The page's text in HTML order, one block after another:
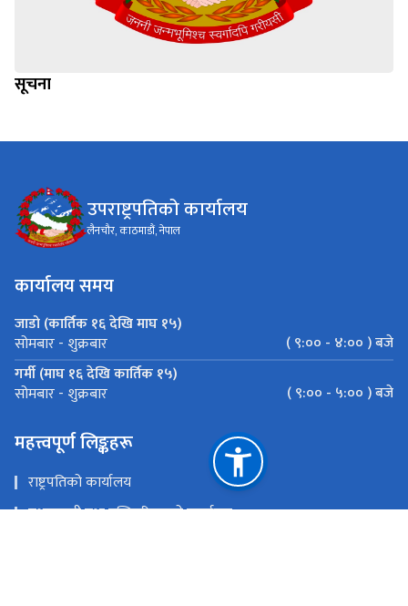
सूचना
उपराष्ट्रपतिको कार्यालय
लैनचौर, काठमाडौं, नेपाल
कार्यालय समय
जाडो (कार्तिक १६ देखि माघ १५)
सोमबार - शुक्रबार
( ९:०० - ४:०० ) बजे
गर्मी (माघ १६ देखि कार्तिक १५)
सोमबार - शुक्रबार ( ९:०० - ५:०० ) बजे
महत्त्वपूर्ण लिङ्कहरू
राष्ट्रपतिको कार्यालय
प्रधानमन्त्री तथा मन्त्रिपरिषद्को कार्यालय